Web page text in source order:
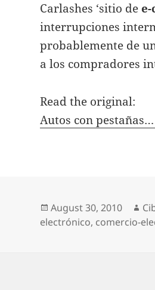
Carlashes ‘sitio de
interrupciones
probablemente de
a los compradores
Read the original:
Autos con
Posted
on
August 30, 2010
electrónico, comercio-